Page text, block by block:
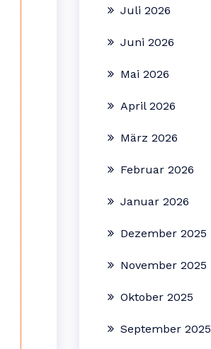
Juli 2026
Juni 2026
Mai 2026
April 2026
März 2026
Februar 2026
Januar 2026
Dezember 2025
November 2025
Oktober 2025
September 2025